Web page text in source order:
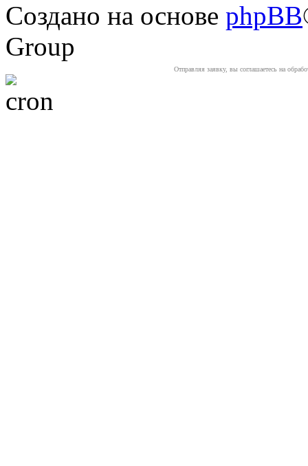
Создано на основе phpBB
Group
Отправляя заявку, вы соглашаетесь на